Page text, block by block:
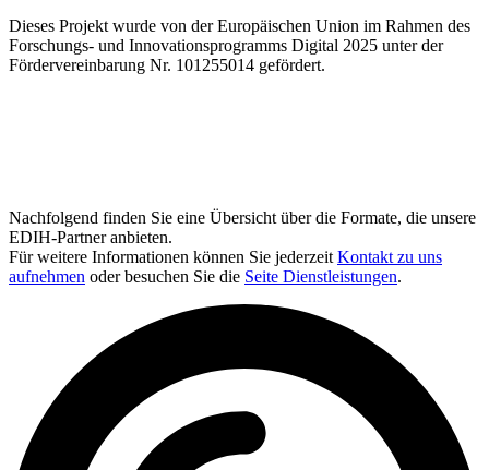
Dieses Projekt wurde von der Europäischen Union im Rahmen des
Forschungs- und Innovationsprogramms Digital 2025 unter der
Fördervereinbarung Nr. 101255014 gefördert.
Nachfolgend finden Sie eine Übersicht über die Formate, die unsere
EDIH-Partner anbieten.
Für weitere Informationen können Sie jederzeit Kontakt zu uns
aufnehmen oder besuchen Sie die Seite Dienstleistungen.